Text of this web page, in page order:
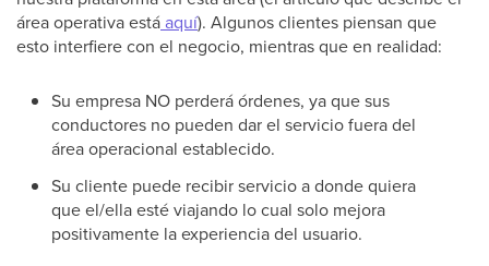
área operativa estáaquí). Algunos clientes piensan que
esto interfiere con el negocio, mientras que en realidad:
Su empresa NO perderá órdenes, ya que sus
conductores no pueden dar el servicio fuera del
área operacional establecido.
Su cliente puede recibir servicio a donde quiera
que el/ella esté viajando lo cual solo mejora
positivamente la experiencia del usuario.